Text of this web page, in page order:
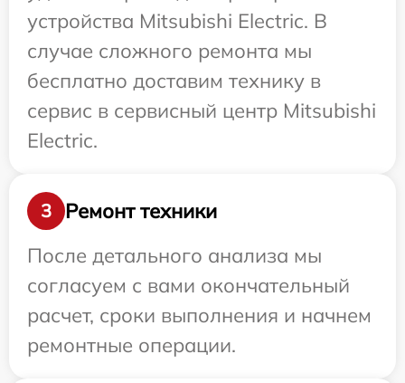
устройства Mitsubishi Electric. В
случае сложного ремонта мы
бесплатно доставим технику в
сервис в сервисный центр Mitsubishi
Electric.
3
Ремонт техники
После детального анализа мы
согласуем с вами окончательный
расчет, сроки выполнения и начнем
ремонтные операции.